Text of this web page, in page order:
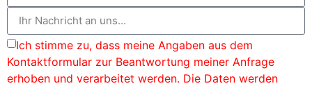
Ich stimme zu, dass meine Angaben aus dem
Kontaktformular zur Beantwortung meiner Anfrage
erhoben und verarbeitet werden. Die Daten werden